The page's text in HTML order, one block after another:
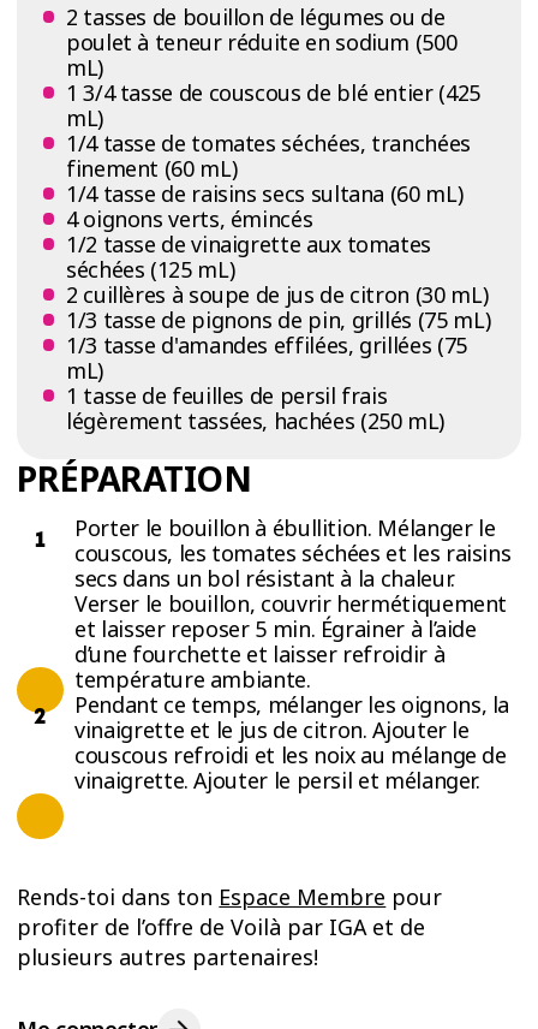
2 tasses de bouillon de légumes ou de
poulet à teneur réduite en sodium (500
mL)
1 3/4 tasse de couscous de blé entier (425
mL)
1/4 tasse de tomates séchées, tranchées
finement (60 mL)
1/4 tasse de raisins secs sultana (60 mL)
4 oignons verts, émincés
1/2 tasse de vinaigrette aux tomates
séchées (125 mL)
2 cuillères à soupe de jus de citron (30 mL)
1/3 tasse de pignons de pin, grillés (75 mL)
1/3 tasse d'amandes effilées, grillées (75
mL)
1 tasse de feuilles de persil frais
légèrement tassées, hachées (250 mL)
PRÉPARATION
Porter le bouillon à ébullition. Mélanger le
couscous, les tomates séchées et les raisins
secs dans un bol résistant à la chaleur.
Verser le bouillon, couvrir hermétiquement
et laisser reposer 5 min. Égrainer à l’aide
d’une fourchette et laisser refroidir à
température ambiante.
Pendant ce temps, mélanger les oignons, la
vinaigrette et le jus de citron. Ajouter le
couscous refroidi et les noix au mélange de
vinaigrette. Ajouter le persil et mélanger.
Rends-toi dans ton Espace Membre pour
profiter de l’offre de Voilà par IGA et de
plusieurs autres partenaires!